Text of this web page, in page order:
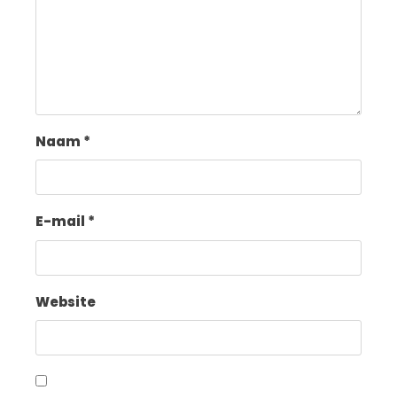
Naam *
E-mail *
Website